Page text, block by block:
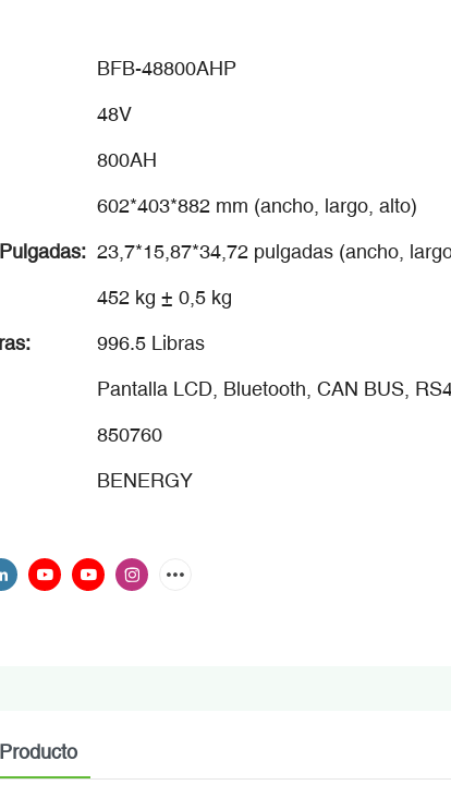
BFB-48800AHP
48V
800AH
602*403*882 mm (ancho, largo, alto)
23,7*15,87*34,72 pulgadas (ancho,
452 kg ± 0,5 kg
996.5 Libras
Pantalla LCD, Bluetooth, CAN BUS,
850760
BENERGY